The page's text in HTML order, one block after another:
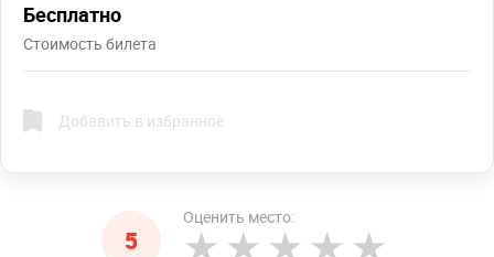
Бесплатно
Стоимость билета
Добавить в избранное
5
Оценить место: